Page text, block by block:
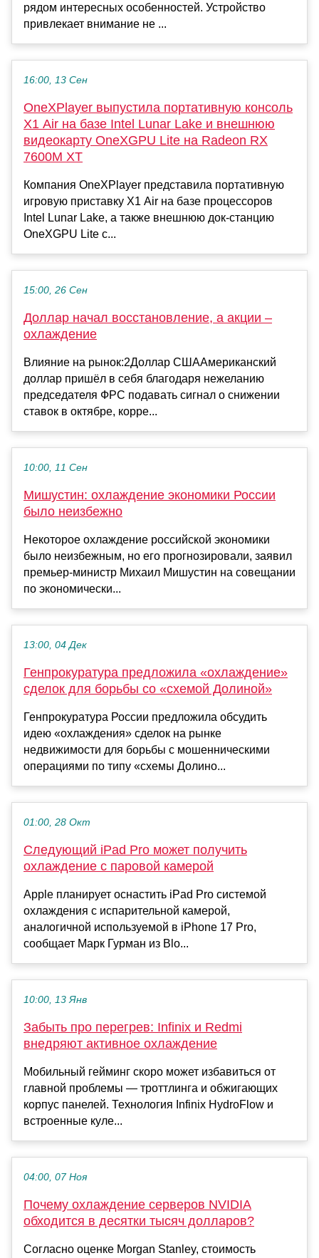
рядом интересных особенностей. Устройство
привлекает внимание не ...
16:00, 13 Сен
OneXPlayer выпустила портативную консоль
X1 Air на базе Intel Lunar Lake и внешнюю
видеокарту OneXGPU Lite на Radeon RX
7600M XT
Компания OneXPlayer представила портативную
игровую приставку X1 Air на базе процессоров
Intel Lunar Lake, а также внешнюю док-станцию
OneXGPU Lite с...
15:00, 26 Сен
Доллар начал восстановление, а акции –
охлаждение
Влияние на рынок:2Доллар СШААмериканский
доллар пришёл в себя благодаря нежеланию
председателя ФРС подавать сигнал о снижении
ставок в октябре, корре...
10:00, 11 Сен
Мишустин: охлаждение экономики России
было неизбежно
Некоторое охлаждение российской экономики
было неизбежным, но его прогнозировали, заявил
премьер-министр Михаил Мишустин на совещании
по экономически...
13:00, 04 Дек
Генпрокуратура предложила «охлаждение»
сделок для борьбы со «схемой Долиной»
Генпрокуратура России предложила обсудить
идею «охлаждения» сделок на рынке
недвижимости для борьбы с мошенническими
операциями по типу «схемы Долино...
01:00, 28 Окт
Следующий iPad Pro может получить
охлаждение с паровой камерой
Apple планирует оснастить iPad Pro системой
охлаждения с испарительной камерой,
аналогичной используемой в iPhone 17 Pro,
сообщает Марк Гурман из Blo...
10:00, 13 Янв
Забыть про перегрев: Infinix и Redmi
внедряют активное охлаждение
Мобильный гейминг скоро может избавиться от
главной проблемы — троттлинга и обжигающих
корпус панелей. Технология Infinix HydroFlow и
встроенные куле...
04:00, 07 Ноя
Почему охлаждение серверов NVIDIA
обходится в десятки тысяч долларов?
Согласно оценке Morgan Stanley, стоимость